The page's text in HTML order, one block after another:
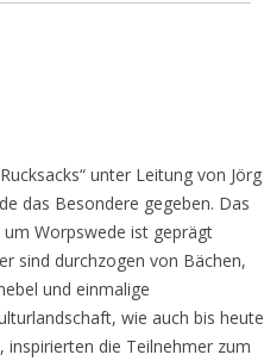
unter Leitung von Jörg
das Besondere gegeben. Das
Worpswede ist geprägt
sind durchzogen von Bächen,
und einmalige
wie auch bis heute
die Teilnehmer zum